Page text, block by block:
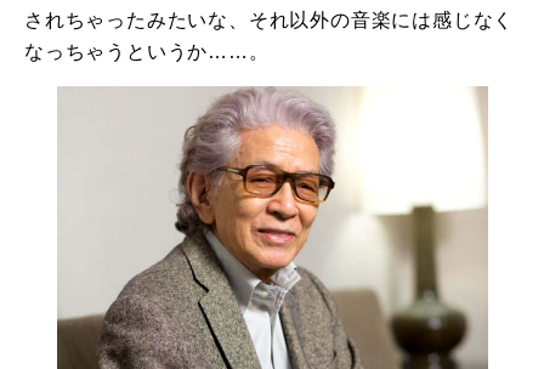
されちゃったみたいな、それ以外の音楽には感じなく
なっちゃうというか……。